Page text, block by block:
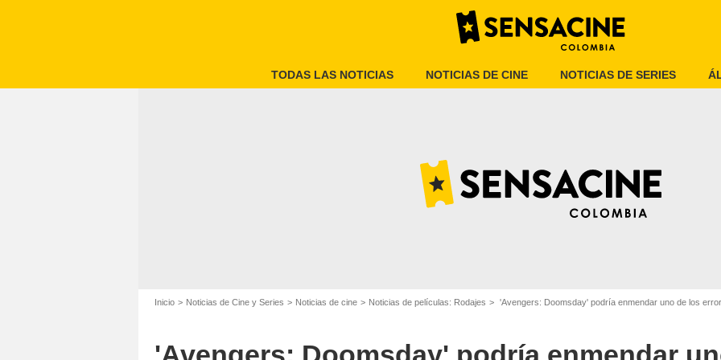
TODAS LAS NOTICIAS NOTICIAS DE CINE NOTICIAS DE SERIES
Inicio Noticias de Cine y Series Noticias de cine Noticias de películas: Rodajes 'Avengers: Doomsday' podría enmendar uno de los
Marvel Studios